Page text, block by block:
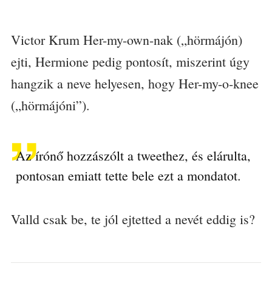
Victor Krum Her-my-own-nak („hörmájón)
ejti, Hermione pedig pontosít, miszerint úgy
hangzik a neve helyesen, hogy Her-my-o-knee
(„hörmájóni”).
Az írónő hozzászólt a tweethez, és elárulta,
pontosan emiatt tette bele ezt a mondatot.
Valld csak be, te jól ejtetted a nevét eddig is?